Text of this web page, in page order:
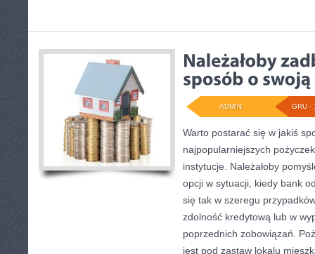
GRU -
ADMIN
Warto postarać się w jakiś
najpopularniejszych
instytucje. Należałoby
opcji w sytuacji, kiedy bank
się tak w szeregu
zdolność kredytową lub w
poprzednich zobowiązań.
jest pod zastaw lokalu